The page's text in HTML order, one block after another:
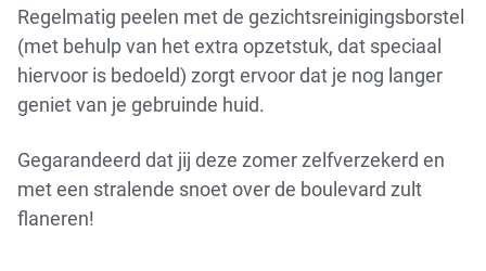
Regelmatig peelen met de gezichtsreinigingsborstel
(met behulp van het extra opzetstuk, dat speciaal
hiervoor is bedoeld) zorgt ervoor dat je nog langer
geniet van je gebruinde huid.
Gegarandeerd dat jij deze zomer zelfverzekerd en
met een stralende snoet over de boulevard zult
flaneren!